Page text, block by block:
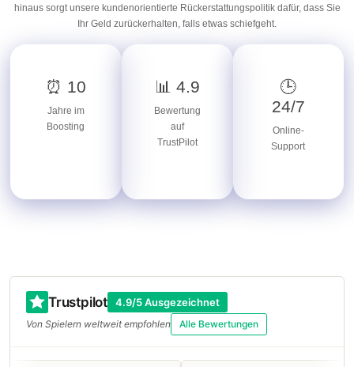
hinaus sorgt unsere kundenorientierte Rückerstattungspolitik dafür, dass Sie
Ihr Geld zurückerhalten, falls etwas schiefgeht.
⏰ 10
Jahre im
Boosting
📊 4.9
Bewertung
auf
TrustPilot
🕒
24/7
Online-
Support
Trustpilot 4.9/5 Ausgezeichnet
Von Spielern weltweit empfohlen Alle Bewertungen